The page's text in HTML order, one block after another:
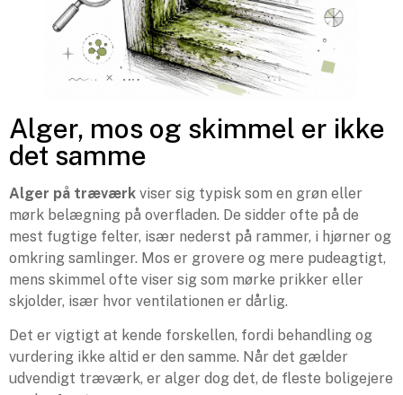
Alger, mos og skimmel er ikke
det samme
Alger på træværk viser sig typisk som en grøn eller
mørk belægning på overfladen. De sidder ofte på de
mest fugtige felter, især nederst på rammer, i hjørner og
omkring samlinger. Mos er grovere og mere pudeagtigt,
mens skimmel ofte viser sig som mørke prikker eller
skjolder, især hvor ventilationen er dårlig.
Det er vigtigt at kende forskellen, fordi behandling og
vurdering ikke altid er den samme. Når det gælder
udvendigt træværk, er alger dog det, de fleste boligejere